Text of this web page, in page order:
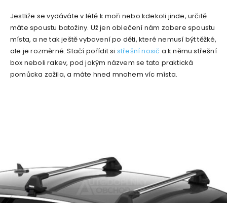
Jestliže se vydáváte v létě k moři nebo kdekoli jinde, určitě
máte spoustu batožiny. Už jen oblečení nám zabere spoustu
místa, a ne tak ještě vybavení po děti, které nemusí být těžké,
ale je rozměrné. Stačí pořídit si střešní nosič a k němu střešní
box neboli rakev, pod jakým názvem se tato praktická
pomůcka zažila, a máte hned mnohem víc místa.